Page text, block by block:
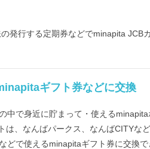
発行する定期券などでminapita JCB
ギフト券などに交換
中で身近に貯まって・使えるminapita
は、なんばパークス、なんばCITYな
どで使えるminapitaギフト券に交換で